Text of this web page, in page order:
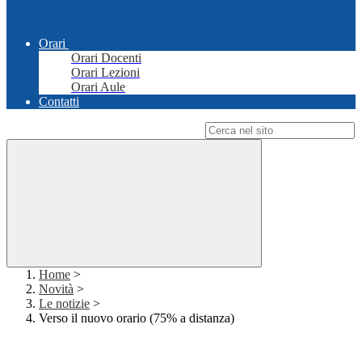
Orari
Orari Docenti
Orari Lezioni
Orari Aule
Contatti
Home >
Novità >
Le notizie >
Verso il nuovo orario (75% a distanza)